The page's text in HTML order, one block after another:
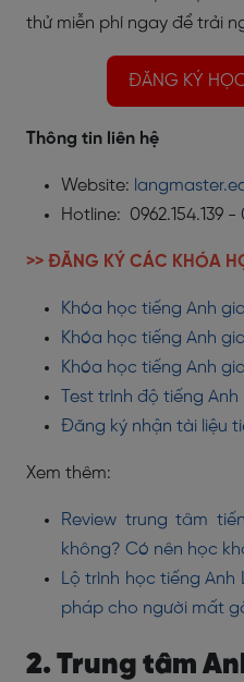
thử miễn phí ngay để trải
ĐĂNG KÝ
Thông tin liên hệ
Website:
Hotline: 0962.154.139 -
>> ĐĂNG KÝ CÁC KHÓA
Khóa học tiếng Anh
Khóa học tiếng Anh
Khóa học tiếng Anh
Test trình độ tiếng
Đăng ký nhận tài liệu
Xem thêm:
Review trung tâm
không? Có nên học
Lộ trình học tiếng Anh
pháp cho người mất
2. Trung tâm